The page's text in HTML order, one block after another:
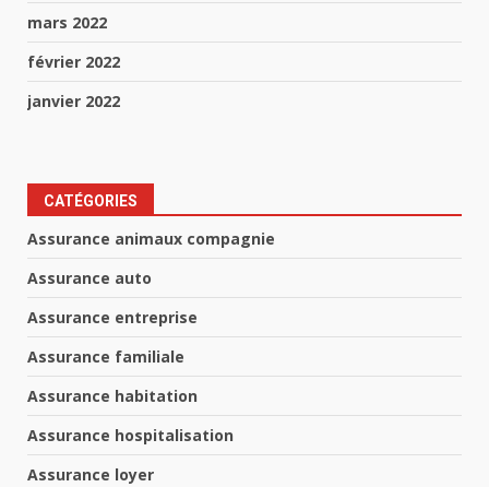
mars 2022
février 2022
janvier 2022
CATÉGORIES
Assurance animaux compagnie
Assurance auto
Assurance entreprise
Assurance familiale
Assurance habitation
Assurance hospitalisation
Assurance loyer